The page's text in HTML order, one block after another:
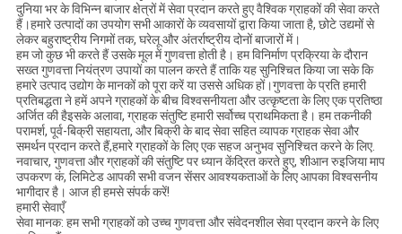
दुनिया भर के विभिन्न बाजार क्षेत्रों में सेवा प्रदान करते हुए वैश्विक ग्राहकों की सेवा करते
हैं।हमारे उत्पादों का उपयोग सभी आकारों के व्यवसायों द्वारा किया जाता है, छोटे उद्यमों से
लेकर बहुराष्ट्रीय निगमों तक, घरेलू और अंतर्राष्ट्रीय दोनों बाजारों में।
हम जो कुछ भी करते हैं उसके मूल में गुणवत्ता होती है। हम विनिर्माण प्रक्रिया के दौरान
सख्त गुणवत्ता नियंत्रण उपायों का पालन करते हैं ताकि यह सुनिश्चित किया जा सके कि
हमारे उत्पाद उद्योग के मानकों को पूरा करें या उससे अधिक हों।गुणवत्ता के प्रति हमारी
प्रतिबद्धता ने हमें अपने ग्राहकों के बीच विश्वसनीयता और उत्कृष्टता के लिए एक प्रतिष्ठा
अर्जित की हैइसके अलावा, ग्राहक संतुष्टि हमारी सर्वोच्च प्राथमिकता है। हम तकनीकी
परामर्श, पूर्व-बिक्री सहायता, और बिक्री के बाद सेवा सहित व्यापक ग्राहक सेवा और
समर्थन प्रदान करते हैं,हमारे ग्राहकों के लिए एक सहज अनुभव सुनिश्चित करने के लिए.
नवाचार, गुणवत्ता और ग्राहकों की संतुष्टि पर ध्यान केंद्रित करते हुए, शीआन रुइजिया माप
उपकरण कं, लिमिटेड आपकी सभी वजन सेंसर आवश्यकताओं के लिए आपका विश्वसनीय
भागीदार है। आज ही हमसे संपर्क करें!
हमारी सेवाएँ
सेवा मानक: हम सभी ग्राहकों को उच्च गुणवत्ता और संवेदनशील सेवा प्रदान करने के लिए